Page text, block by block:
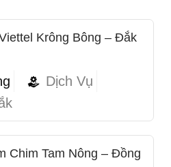
Krông Bông – Đắk
Dịch Vụ
Chim Tam Nông – Đồng